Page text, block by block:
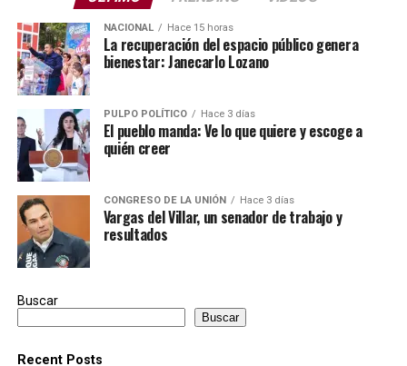
NACIONAL Hace 15 horas
La recuperación del espacio público genera
bienestar: Janecarlo Lozano
PULPO POLÍTICO Hace 3 días
El pueblo manda: Ve lo que quiere y escoge a
quién creer
CONGRESO DE LA UNIÓN Hace 3 días
Vargas del Villar, un senador de trabajo y
resultados
Buscar
Buscar
Recent Posts